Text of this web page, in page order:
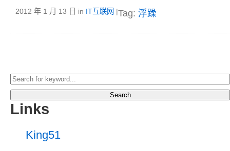
2012 年 1 月 13 日 in IT互联网 |Tag: 浮躁
Search
Links
King51